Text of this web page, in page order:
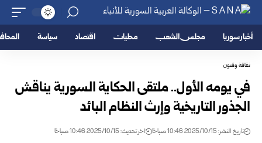
أخبار سوريا مجلس الشعب محليات اقتصاد سياسة
ثقافة وفنون
في يومه الأول.. ملتقى الحكاية السورية يناقش
الجذور التاريخية وإرث النظام البائد
تاريخ النشر: 2025/10/15 10:46 صباحًا اخر تحديث: 2025/10/15 10:46 صباحًا